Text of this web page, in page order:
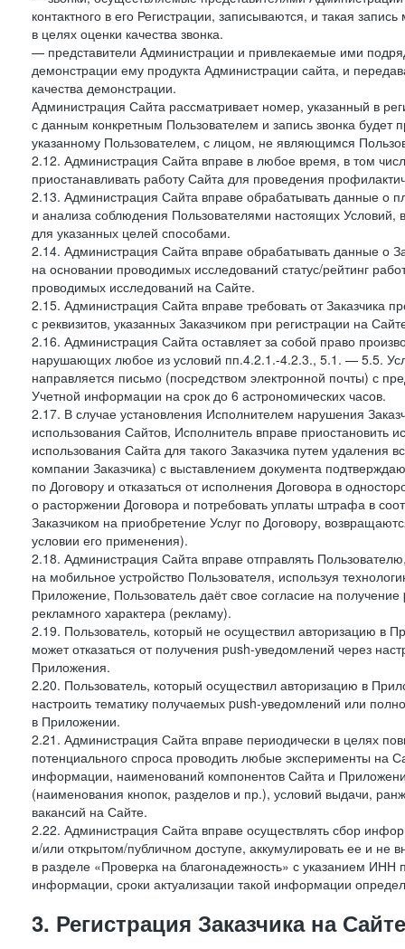
контактного в его Регистрации, записываются, и такая
в целях оценки качества звонка.
— представители Администрации и привлекаемые ими
демонстрации ему продукта Администрации сайта, и
качества демонстрации.
Администрация Сайта рассматривает номер, указанный в
с данным конкретным Пользователем и запись звонка будет
указанному Пользователем, с лицом, не являющимся
2.12. Администрация Сайта вправе в любое время, в том
приостанавливать работу Сайта для проведения
2.13. Администрация Сайта вправе обрабатывать данные о
и анализа соблюдения Пользователями настоящих
для указанных целей способами.
2.14. Администрация Сайта вправе обрабатывать данные о
на основании проводимых исследований статус/рейтинг
проводимых исследований на Сайте.
2.15. Администрация Сайта вправе требовать от Заказчика
с реквизитов, указанных Заказчиком при регистрации на
2.16. Администрация Сайта оставляет за собой право
нарушающих любое из условий пп.4.2.1.-4.2.3., 5.1. — 5.5.
направляется письмо (посредством электронной почты) с
Учетной информации на срок до 6 астрономических часов.
2.17. В случае установления Исполнителем нарушения
использования Сайтов, Исполнитель вправе приостановить
использования Сайта для такого Заказчика путем
компании Заказчика) с выставлением документа
по Договору и отказаться от исполнения Договора в
о расторжении Договора и потребовать уплаты штрафа в
Заказчиком на приобретение Услуг по Договору,
условии его применения).
2.18. Администрация Сайта вправе отправлять
на мобильное устройство Пользователя, используя
Приложение, Пользователь даёт свое согласие на
рекламного характера (рекламу).
2.19. Пользователь, который не осуществил авторизацию в
может отказаться от получения push-уведомлений через
Приложения.
2.20. Пользователь, который осуществил авторизацию в
настроить тематику получаемых push-уведомлений или
в Приложении.
2.21. Администрация Сайта вправе периодически в целях
потенциального спроса проводить любые эксперименты на
информации, наименований компонентов Сайта и
(наименования кнопок, разделов и пр.), условий выдачи,
вакансий на Сайте.
2.22. Администрация Сайта вправе осуществлять сбор
и/или открытом/публичном доступе, аккумулировать ее и не
в разделе «Проверка на благонадежность» с указанием
информации, сроки актуализации такой информации
3. Регистрация Заказчика на Сайте